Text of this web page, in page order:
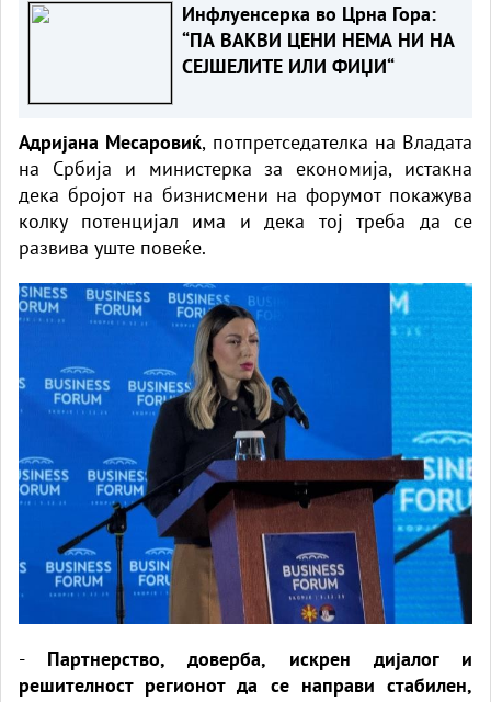
Инфлуенсерка во Црна Гора:
“ПА ВАКВИ ЦЕНИ НЕМА НИ НА
СЕЈШЕЛИТЕ ИЛИ ФИЏИ“
Адријана Месаровиќ, потпретседателка на Владата
на Србија и министерка за економија, истакна
дека бројот на бизнисмени на форумот покажува
колку потенцијал има и дека тој треба да се
развива уште повеќе.
- Партнерство, доверба, искрен дијалог и
решителност регионот да се направи стабилен,